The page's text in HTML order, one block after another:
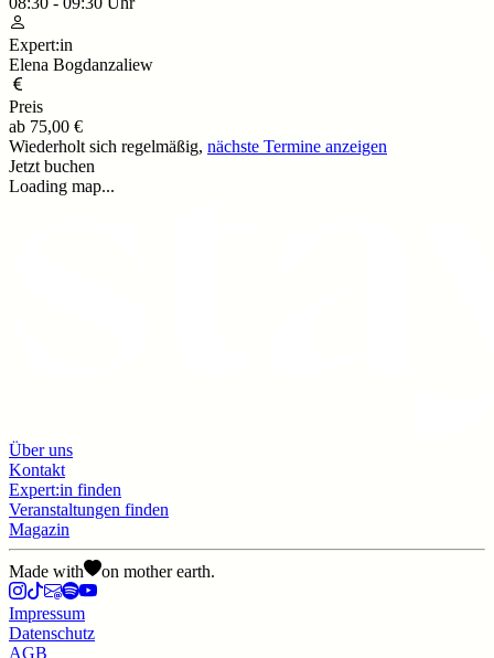
Expert:in
Elena Bogdanzaliew
Preis
ab 75,00 €
Wiederholt sich regelmäßig, nächste Termine anzeigen
Jetzt buchen
Loading map...
Über uns
Kontakt
Expert:in finden
Veranstaltungen finden
Magazin
Made with on mother earth.
Impressum
Datenschutz
AGB